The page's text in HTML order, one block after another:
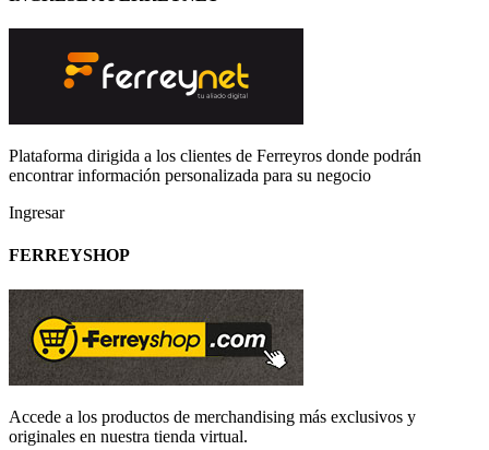
Plataforma dirigida a los clientes de Ferreyros donde podrán
encontrar información personalizada para su negocio
Ingresar
FERREYSHOP
Accede a los productos de merchandising más exclusivos y
originales en nuestra tienda virtual.